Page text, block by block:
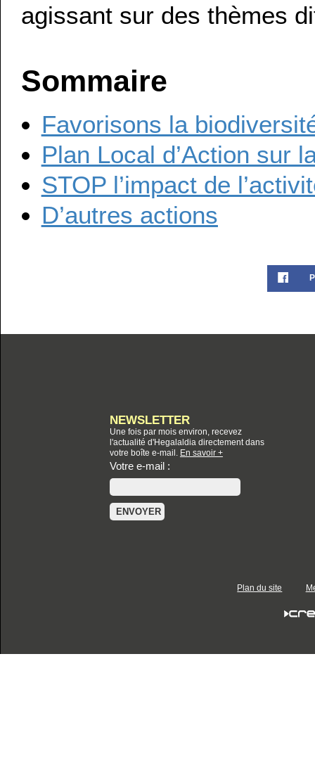
agissant sur des thèmes
Sommaire
Favorisons la
Plan Local d’Action sur
STOP l’impact de
D’autres actions
NEWSLETTER
Une fois par mois environ, recevez
l'actualité d'Hegalaldia directement dans
votre boîte e-mail.
En savoir +
Votre e-mail :
Plan du site